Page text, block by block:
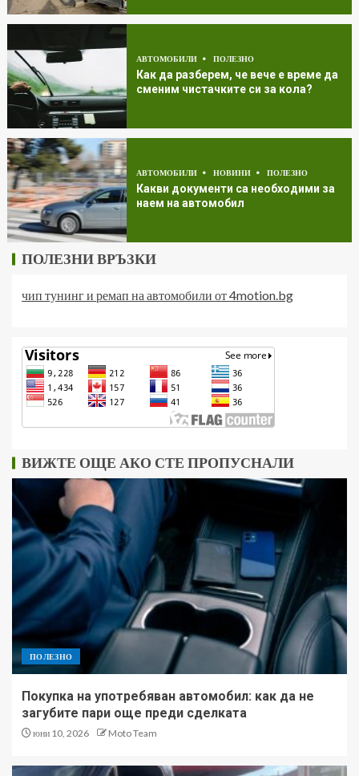
АВТОМОБИЛИ ПОЛЕЗНО
Как да разберем, че вече е време да
сменим чистачките си за кола?
АВТОМОБИЛИ НОВИНИ ПОЛЕЗНО
Какви документи са необходими за
наем на автомобил
ПОЛЕЗНИ ВРЪЗКИ
чип тунинг и ремап на автомобили от 4motion.bg
ВИЖТЕ ОЩЕ АКО СТЕ ПРОПУСНАЛИ
ПОЛЕЗНО
Покупка на употребяван автомобил: как да не
загубите пари още преди сделката
юни 10, 2026 Moto Team